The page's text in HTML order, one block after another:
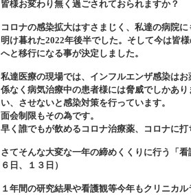
皆様お変わり無く過ごされておられますか？
コロナの感染拡大はすさまじく、私達の病院
明け暮れた2022年後半でした。そして今は皆
へと移行になる事が決定しました。
私達医療の現場では、インフルエンザ感染は
係なく病気治療中の患者様には脅威でしかあ
い、させないと感染対策を行っています。
面会制限もその為です。
早く誰でもが飲めるコロナ治療薬、コロナに打
さてそんな大変な一年の締めくくりに行う「
６日、１３日）
１年間の研究結果や看護観等今年もクリニカ